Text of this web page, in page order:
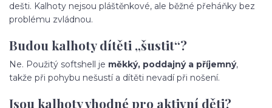
dešti. Kalhoty nejsou pláštěnkové, ale běžné přeháňky bez
problému zvládnou.
Budou kalhoty dítěti „šustit“?
Ne. Použitý softshell je měkký, poddajný a příjemný,
takže při pohybu nešustí a dítěti nevadí při nošení.
Jsou kalhoty vhodné pro aktivní děti?